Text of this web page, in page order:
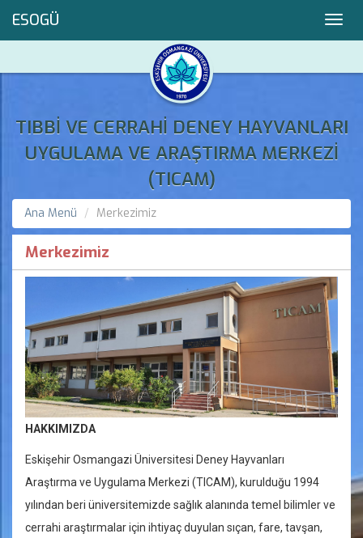
ESOGÜ
TIBBİ VE CERRAHİ DENEY HAYVANLARI
UYGULAMA VE ARAŞTIRMA MERKEZİ
(TICAM)
Ana Menü Merkezimiz
Merkezimiz
HAKKIMIZDA
Eskişehir Osmangazi Üniversitesi Deney Hayvanları
Araştırma ve Uygulama Merkezi (TICAM), kurulduğu 1994
yılından beri üniversitemizde sağlık alanında temel bilimler ve
cerrahi araştırmalar için ihtiyaç duyulan sıçan, fare, tavşan,